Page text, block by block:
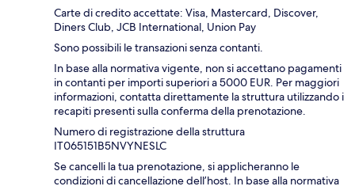
Carte di credito accettate: Visa, Mastercard, Discover,
Diners Club, JCB International, Union Pay
Sono possibili le transazioni senza contanti.
In base alla normativa vigente, non si accettano pagamenti
in contanti per importi superiori a 5000 EUR. Per maggiori
informazioni, contatta direttamente la struttura utilizzando i
recapiti presenti sulla conferma della prenotazione.
Numero di registrazione della struttura
IT065151B5NVYNESLC
Se cancelli la tua prenotazione, si applicheranno le
condizioni di cancellazione dell’host. In base alla normativa